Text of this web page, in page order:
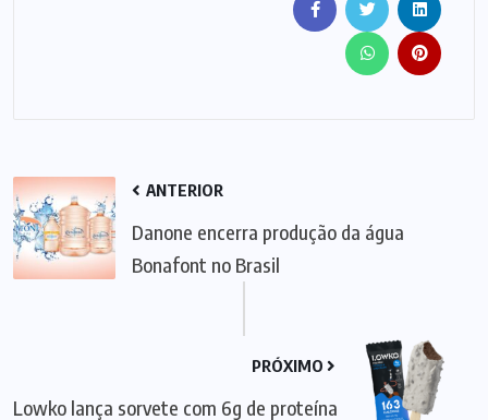
ANTERIOR
Danone encerra produção da água
Bonafont no Brasil
PRÓXIMO
Lowko lança sorvete com 6g de proteína